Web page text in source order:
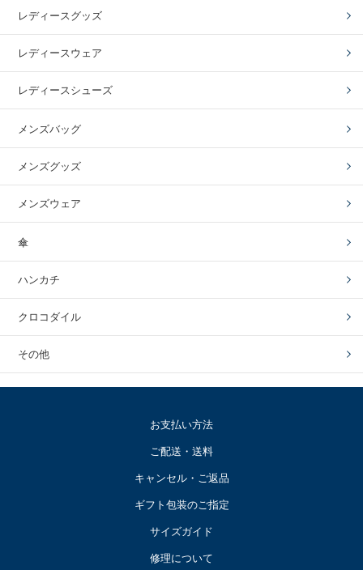
レディースグッズ
レディースウェア
レディースシューズ
メンズバッグ
メンズグッズ
メンズウェア
傘
ハンカチ
クロコダイル
その他
お支払い方法
ご配送・送料
キャンセル・ご返品
ギフト包装のご指定
サイズガイド
修理について